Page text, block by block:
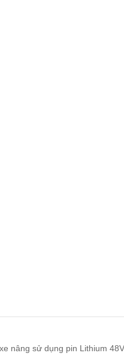
nâng sử dụng pin Lithium